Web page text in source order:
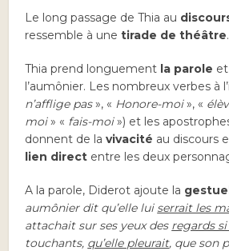
Le long passage de Thia au
ressemble à unetirade de théâtre.
Thia prend longuement la parole et
l’aumônier. Les nombreux verbes à
n’afflige pas», « Honore-moi», «
moi» « fais-moi») et les
donnent de lavivacité au discours
lien direct entre les deux
A la parole, Diderot ajoute la
aumônier dit qu’elle lui serrait les
attachait sur ses yeux des regards
touchants, qu’elle pleurait, que son